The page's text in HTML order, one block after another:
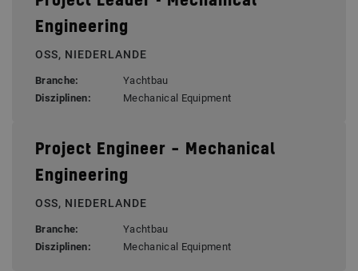
Engineering
OSS, NIEDERLANDE
Branche:
Yachtbau
Disziplinen:
Mechanical Equipment
Project Engineer – Mechanical
Engineering
OSS, NIEDERLANDE
Branche:
Yachtbau
Disziplinen:
Mechanical Equipment